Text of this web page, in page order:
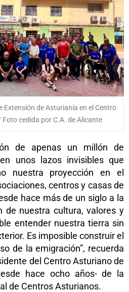
Extensión de Asturianía en el Centro
cedida por C.A. de Alicante
de apenas un millón de
unos lazos invisibles que
nuestra proyección en el
centros y casas de
hace más de un siglo a la
de nuestra cultura, valores y
entender nuestra tierra sin
Es imposible construir el
de la emigración”, recuerda
del Centro Asturiano de
hace ocho años- de la
de Centros Asturianos.